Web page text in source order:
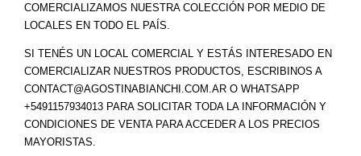
COMERCIALIZAMOS NUESTRA COLECCIÓN POR MEDIO DE
LOCALES EN TODO EL PAÍS.
SI TENÉS UN LOCAL COMERCIAL Y ESTÁS INTERESADO EN
COMERCIALIZAR NUESTROS PRODUCTOS, ESCRIBINOS A
CONTACT@AGOSTINABIANCHI.COM.AR O WHATSAPP
+5491157934013 PARA SOLICITAR TODA LA INFORMACIÓN Y
CONDICIONES DE VENTA PARA ACCEDER A LOS PRECIOS
MAYORISTAS.